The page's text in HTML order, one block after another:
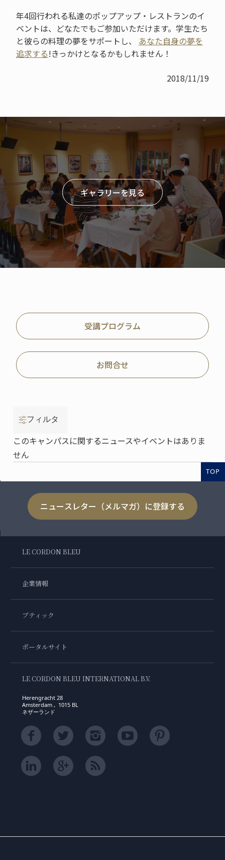
年4回行われる私達のポップアップ・レストランのイ
ベントは、どなたでもご参加いただけます。学生たち
と彼らの料理の夢をサポートし、 あなた自身の夢を
追求する!きっかけとなるかもしれません！
2018/11/19
ギャラリーを見る
受講プログラム
お問合せ
フィルタ
このキャンパスに関するニュースやイベントはありま
せん
TOP
ニュースレター（メルマガ）に登録する
LE CORDON BLEU
企業情報
ブティック
ポータルサイト
LE CORDON BLEU INTERNATIONAL B.V.
Herengracht 28
Amsterdam , 1015 BL
ネザーランド